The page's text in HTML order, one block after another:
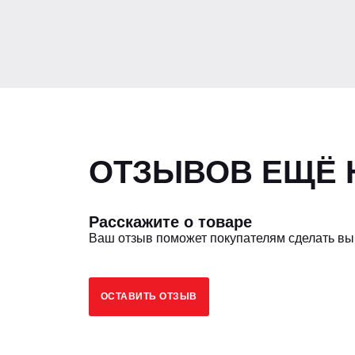
Подогрев двигателя 220V
ТРАНСМИССИЯ
Вид КПП
ОТЗЫВОВ ЕЩЁ
Расскажите о товаре
Ваш отзыв поможет покупателям сделать
ОСТАВИТЬ ОТЗЫВ